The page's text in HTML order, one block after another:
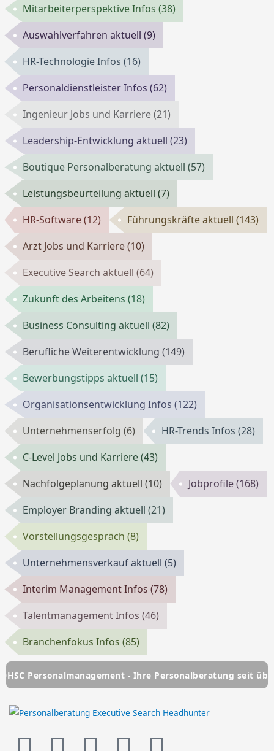
Mitarbeiterperspektive Infos(38)
Auswahlverfahren aktuell(9)
HR-Technologie Infos(16)
Personaldienstleister Infos(62)
Ingenieur Jobs und Karriere(21)
Leadership-Entwicklung aktuell(23)
Boutique Personalberatung aktuell(57)
Leistungsbeurteilung aktuell(7)
HR-Software(12) Führungskräfte aktuell(143)
Arzt Jobs und Karriere(10)
Executive Search aktuell(64)
Zukunft des Arbeitens(18)
Business Consulting aktuell(82)
Berufliche Weiterentwicklung(149)
Bewerbungstipps aktuell(15)
Organisationsentwicklung Infos(122)
Unternehmenserfolg(6) HR-Trends Infos(28)
C-Level Jobs und Karriere(43)
Nachfolgeplanung aktuell(10) Jobprofile(168)
Employer Branding aktuell(21)
Vorstellungsgespräch(8)
Unternehmensverkauf aktuell(5)
Interim Management Infos(78)
Talentmanagement Infos(46)
Branchenfokus Infos(85)
Personalmanagement - Ihre Personalberatung seit über 25